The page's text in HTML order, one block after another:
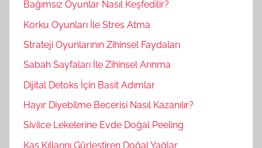
Bağımsız Oyunlar Nasıl Keşfedilir?
Korku Oyunları İle Stres Atma
Strateji Oyunlarının Zihinsel Faydaları
Sabah Sayfaları İle Zihinsel Arınma
Dijital Detoks İçin Basit Adımlar
Hayır Diyebilme Becerisi Nasıl Kazanılır?
Sivilce Lekelerine Evde Doğal Peeling
Kaş Kıllarını Gürleştiren Doğal Yağlar